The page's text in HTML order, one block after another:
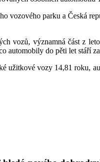
vozového parku a Česká
vozů, významná část z
automobily do pěti let stáří
užitkové vozy 14,81 roku,